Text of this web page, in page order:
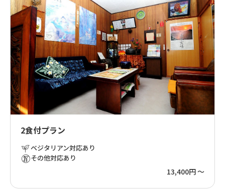
2食付プラン
ベジタリアン対応あり
その他対応あり
13,400円 ～